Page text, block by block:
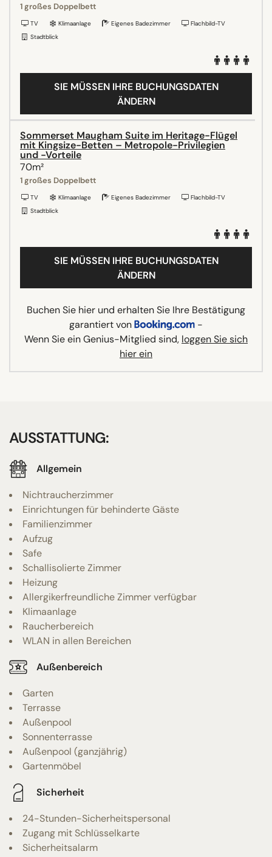
1 großes Doppelbett
TV Klimaanlage Eigenes Badezimmer
Flachbild-TV
Stadtblick
SIE MÜSSEN IHRE BUCHUNGSDATEN
ÄNDERN
Sommerset Maugham Suite im Heritage-Flügel
mit Kingsize-Betten – Metropole-Privilegien
und -Vorteile
70m²
1 großes Doppelbett
TV Klimaanlage Eigenes Badezimmer
Flachbild-TV
Stadtblick
SIE MÜSSEN IHRE BUCHUNGSDATEN
ÄNDERN
Buchen Sie hier und erhalten Sie Ihre Bestätigung
garantiert von
-
Wenn Sie ein Genius-Mitglied sind, loggen Sie sich
hier ein
AUSSTATTUNG:
Allgemein
Nichtraucherzimmer
Einrichtungen für behinderte Gäste
Familienzimmer
Aufzug
Safe
Schallisolierte Zimmer
Heizung
Allergikerfreundliche Zimmer verfügbar
Klimaanlage
Raucherbereich
WLAN in allen Bereichen
Außenbereich
Garten
Terrasse
Außenpool
Sonnenterrasse
Außenpool (ganzjährig)
Gartenmöbel
Sicherheit
24-Stunden-Sicherheitspersonal
Zugang mit Schlüsselkarte
Sicherheitsalarm